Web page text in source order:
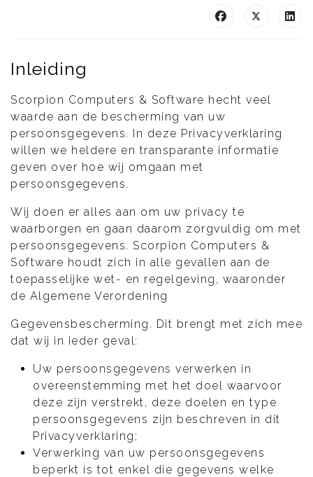
Inleiding
Scorpion Computers & Software hecht veel
waarde aan de bescherming van uw
persoonsgegevens. In deze Privacyverklaring
willen we heldere en transparante informatie
geven over hoe wij omgaan met
persoonsgegevens.
Wij doen er alles aan om uw privacy te
waarborgen en gaan daarom zorgvuldig om met
persoonsgegevens. Scorpion Computers &
Software houdt zich in alle gevallen aan de
toepasselijke wet- en regelgeving, waaronder
de Algemene Verordening
Gegevensbescherming. Dit brengt met zich mee
dat wij in ieder geval:
Uw persoonsgegevens verwerken in
overeenstemming met het doel waarvoor
deze zijn verstrekt, deze doelen en type
persoonsgegevens zijn beschreven in dit
Privacyverklaring;
Verwerking van uw persoonsgegevens
beperkt is tot enkel die gegevens welke